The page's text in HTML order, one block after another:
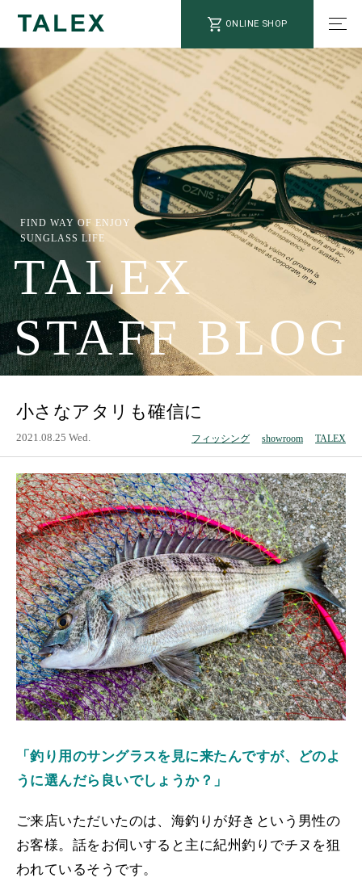
ONLINE SHOP
FIND WAY OF ENJOY
SUNGLASS LIFE
TALEX
STAFF BLOG
小さなアタリも確信に
2021.08.25 Wed. フィッシング showroom TALEX
「釣り用のサングラスを見に来たんですが、どのよ
うに選んだら良いでしょうか？」
ご来店いただいたのは、海釣りが好きという男性の
お客様。話をお伺いすると主に紀州釣りでチヌを狙
われているそうです。